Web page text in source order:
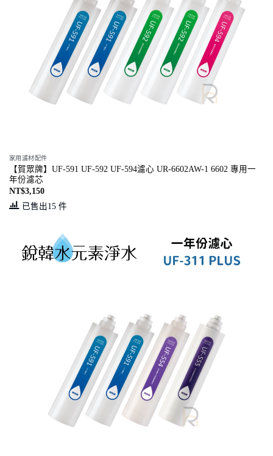
家用濾材配件
【賀眾牌】UF-591 UF-592 UF-594濾心 UR-6602AW-1 6602 專用一
年份濾芯
NT$3,150
已售出15 件